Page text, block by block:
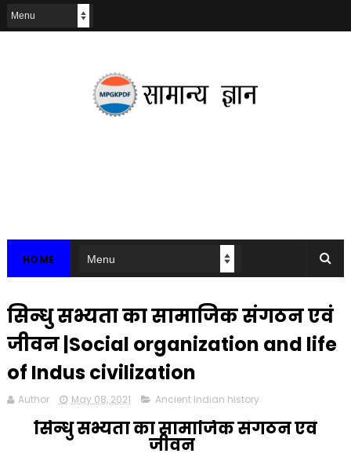
HOME
सिन्धु सभ्यता का सामाजिक संगठन एवं
जीवन |Social organization and life
of Indus civilization
Author May 08, 2021 Ancient Indian history
सिन्धु सभ्यता का सामाजिक संगठन एवं
जीवन